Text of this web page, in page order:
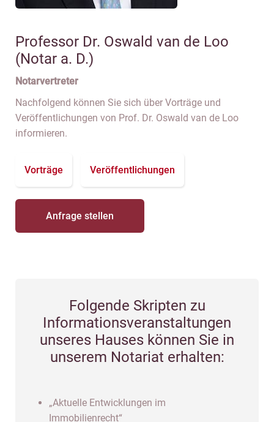
Professor Dr. Oswald van de Loo
(Notar a. D.)
Notarvertreter
Nachfolgend können Sie sich über Vorträge und
Veröffentlichungen von Prof. Dr. Oswald van de Loo
informieren.
Vorträge Veröffentlichungen
Anfrage stellen
Folgende Skripten zu
Informationsveranstaltungen
unseres Hauses können Sie in
unserem Notariat erhalten:
„Aktuelle Entwicklungen im
Immobilienrecht“